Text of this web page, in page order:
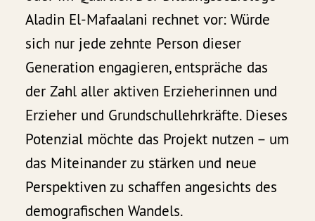
Aladin El-Mafaalani rechnet vor: Würde
sich nur jede zehnte Person dieser
Generation engagieren, entspräche das
der Zahl aller aktiven Erzieherinnen und
Erzieher und Grundschullehrkräfte. Dieses
Potenzial möchte das Projekt nutzen – um
das Miteinander zu stärken und neue
Perspektiven zu schaffen angesichts des
demografischen Wandels.